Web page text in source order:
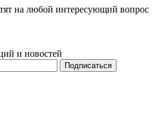
на любой интересующий вопрос
и новостей
Подписаться